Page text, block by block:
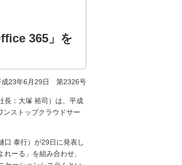
365」を
成23年6月29日 第2326号
長：大塚 裕司）は、平成
ンストップクラウドサー
口 泰行）が29日に発表し
ーる」を組み合わせ、